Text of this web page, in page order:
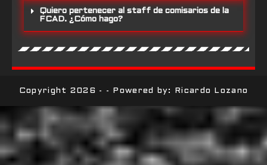
Quiero pertenecer al staff de comisarios de la
FCAD. ¿Cómo hago?
Copyright 2026 - - Powered by: Ricardo Lozano